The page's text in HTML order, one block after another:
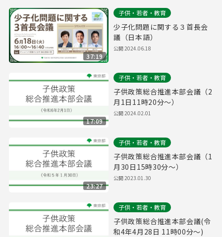
37:19
子供・若者・教育
少子化問題に関する３首長会
議（日本語）
公開2024.06.18
17:09
子供・若者・教育
子供政策総合推進本部会議（2
月1日11時20分～）
公開2024.02.01
23:27
子供・若者・教育
子供政策総合推進本部会議（1
月30日15時30分～）
公開2023.01.30
子供・若者・教育
子供政策総合推進本部会議(令
和4年4月28日 11時00分～)